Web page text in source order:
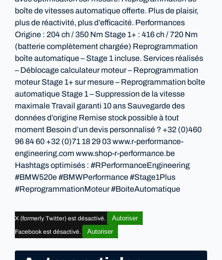
boîte de vitesses automatique offerte. Plus de plaisir,
plus de réactivité, plus d’efficacité. Performances
Origine : 204 ch / 350 Nm Stage 1+ : 416 ch / 720 Nm
(batterie complètement chargée) Reprogrammation
boîte automatique – Stage 1 incluse. Services réalisés
– Déblocage calculateur moteur – Reprogrammation
moteur Stage 1+ sur mesure – Reprogrammation boîte
automatique Stage 1 – Suppression de la vitesse
maximale Travail garanti 10 ans Sauvegarde des
données d’origine Remise stock possible à tout
moment Besoin d’un devis personnalisé ? +32 (0)460
96 84 60 +32 (0)71 18 29 03 www.r-performance-
engineering.com www.shop-r-performance.be
Hashtags optimisés : #RPerformanceEngineering
#BMW520e #BMWPerformance #Stage1Plus
#ReprogrammationMoteur #BoiteAutomatique
X (formerly Twitter) est désactivé. Autoriser
Facebook est désactivé. Autoriser